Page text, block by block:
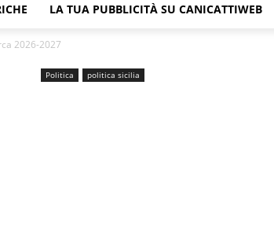
LA TUA PUBBLICITÀ SU CANICATTIWEB
2026-2027
Politica politica sicilia